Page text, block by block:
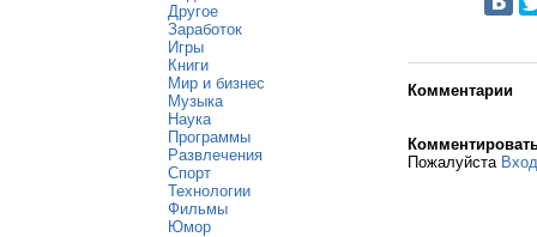
Другое
Заработок
Игры
Книги
Мир и бизнес
Музыка
Наука
Программы
Развлечения
Спорт
Технологии
Фильмы
Юмор
Комментарии
Пожалуйста Вход